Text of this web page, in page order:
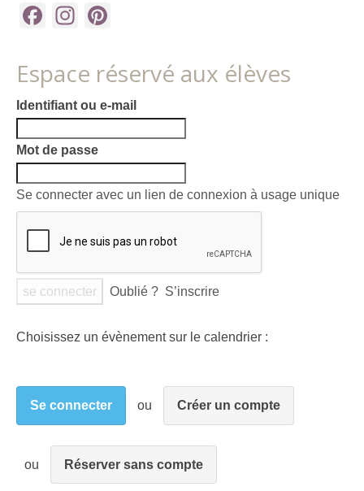
Facebook
Instagram
Espace réservé aux élèves
Identifiant ou e-mail
Mot de passe
Se connecter avec un lien de connexion à usage unique
Oublié ? S’inscrire
Choisissez un évènement sur le calendrier :
Se connecter Créer un compte
Réserver sans compte